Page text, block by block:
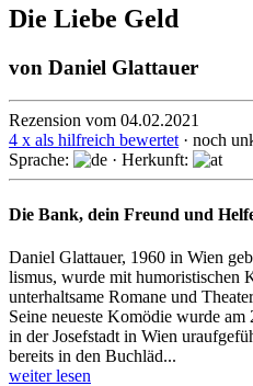
Die Liebe Geld
von Daniel Glattauer
Rezension vom 04.02.2021
4 x als hilfreich bewertet · noch
Sprache:
· Herkunft:
Die Bank, dein Freund und
Daniel Glattauer, 1960 in Wien
lismus, wurde mit humoris­tischen
unterhalt­same Romane und
Seine neueste Komödie wurde
in der Josef­stadt in Wien
bereits in den Buchläd...
weiter lesen